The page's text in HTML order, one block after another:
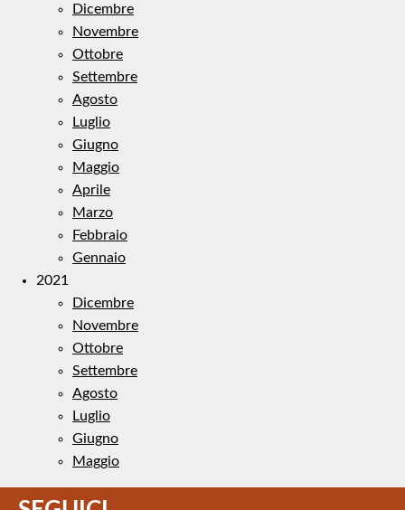
Dicembre
Novembre
Ottobre
Settembre
Agosto
Luglio
Giugno
Maggio
Aprile
Marzo
Febbraio
Gennaio
2021
Dicembre
Novembre
Ottobre
Settembre
Agosto
Luglio
Giugno
Maggio